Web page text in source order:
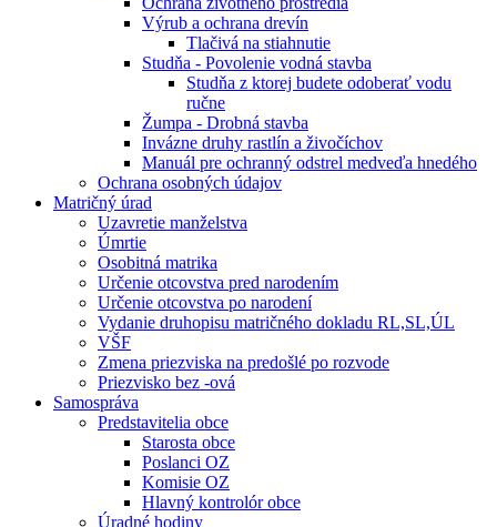
Výrub a ochrana drevín
Tlačivá na stiahnutie
Studňa - Povolenie vodná stavba
Studňa z ktorej budete odoberať vodu
ručne
Žumpa - Drobná stavba
Invázne druhy rastlín a živočíchov
Manuál pre ochranný odstrel medveďa hnedého
Ochrana osobných údajov
Matričný úrad
Uzavretie manželstva
Úmrtie
Osobitná matrika
Určenie otcovstva pred narodením
Určenie otcovstva po narodení
Vydanie druhopisu matričného dokladu RL,SL,ÚL
VŠF
Zmena priezviska na predošlé po rozvode
Priezvisko bez -ová
Samospráva
Predstavitelia obce
Starosta obce
Poslanci OZ
Komisie OZ
Hlavný kontrolór obce
Úradné hodiny